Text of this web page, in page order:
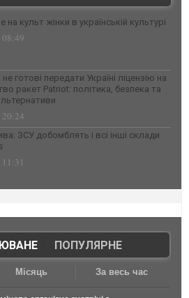
на культ жінки в українській культурі
готові передати Україні ліцензію на
ракет Patriot: політика, безпека та
ЗСУ добомблять і всі інші склади
| ПОПУЛЯРНЕ
Місяць За весь час